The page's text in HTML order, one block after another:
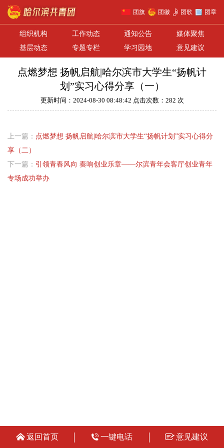
团旗 团徽 团歌 团章
组织机构 工作动态 通知公告
媒体聚焦
基层动态
专题专栏 学习园地 意见建议
点燃梦想 扬帆启航|哈尔滨市大学生“扬帆计
划”实习心得分享（一）
更新时间：2024-08-30 08:48:42 点击次数：282 次
上一篇： 点燃梦想 扬帆启航|哈尔滨市大学生“扬帆计划”实习心得分
享（二）
下一篇： 引领青春风向 奏响创业乐章——尔滨青年会客厅创业青年
专场成功举办
返回首页 一键电话 意见建议